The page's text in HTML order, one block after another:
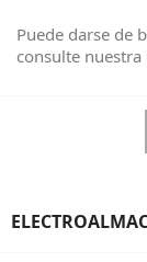
Puede darse de
consulte